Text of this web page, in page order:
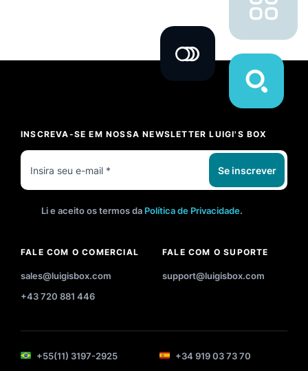
INSCREVA-SE EM NOSSA NEWSLETTER LUIGI'S BOX
Se inscrever
Li e aceito os termos da Política de Privacidade.
FALE COM O COMERCIAL
sales@luigisbox.com
+43 720 881 446
FALE COM O SUPORTE
support@luigisbox.com
+55(11) 3197-2925 +34 919 03 73 70